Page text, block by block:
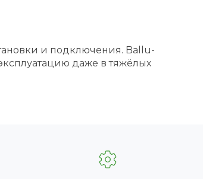
и подключения. Ballu-
даже в тяжёлых